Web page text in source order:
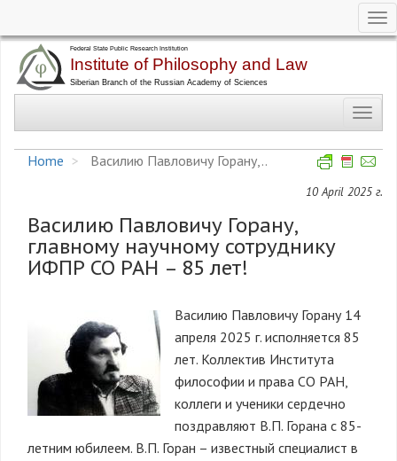
main
Home
Василию Павловичу Горану,..
10 April 2025 г.
Василию Павловичу Горану,
главному научному сотруднику
ИФПР СО РАН – 85 лет!
Василию Павловичу Горану 14
апреля 2025 г. исполняется 85
лет. Коллектив Института
философии и права СО РАН,
коллеги и ученики сердечно
поздравляют В.П. Горана с 85-
летним юбилеем. В.П. Горан – известный специалист в